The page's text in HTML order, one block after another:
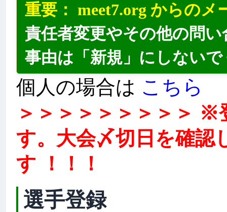
重要： meet7.org からの
責任者変更やその他の問
事由は「新規」にしない
個人の場合は こちら
＞＞＞＞＞＞＞＞＞
す。大会〆切日を確認
す ！！！
選手登録